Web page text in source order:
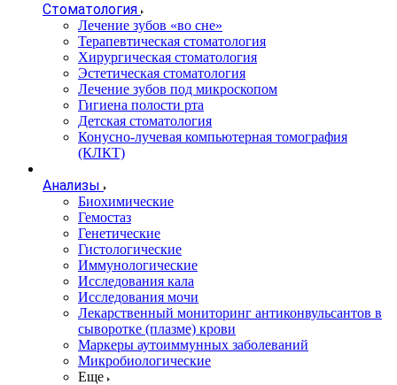
Стоматология
Лечение зубов «во сне»
Терапевтическая стоматология
Хирургическая стоматология
Эстетическая стоматология
Лечение зубов под микроскопом
Гигиена полости рта
Детская стоматология
Конусно-лучевая компьютерная томография
(КЛКТ)
Анализы
Биохимические
Гемостаз
Генетические
Гистологические
Иммунологические
Исследования кала
Исследования мочи
Лекарственный мониторинг антиконвульсантов в
сыворотке (плазме) крови
Маркеры аутоиммунных заболеваний
Микробиологические
Еще